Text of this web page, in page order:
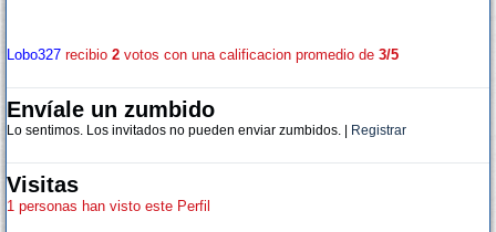
Lobo327 recibio 2 votos con una calificacion promedio de 3/5
Envíale un zumbido
Lo sentimos. Los invitados no pueden enviar zumbidos. | Registrar
Visitas
1 personas han visto este Perfil